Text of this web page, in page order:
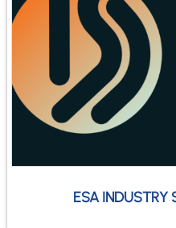
ESA INDUSTRY